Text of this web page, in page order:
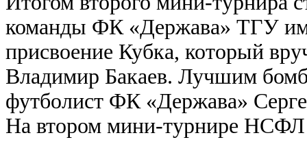
команды ФК «Держава» ТГУ
присвоение Кубка, который
Владимир Бакаев. Лучшим
футболист ФК «Держава»
На втором мини-турнире НСФЛ